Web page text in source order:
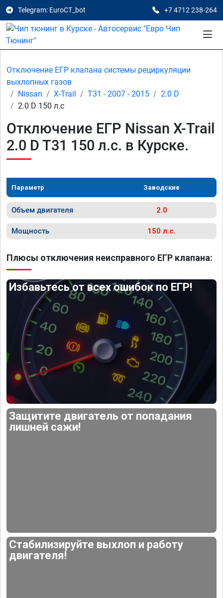
Telegram: EuroCT_bot +7 4712 238-264
Отключение ЕГР клапана системы рециркуляции
выхлопных газов
Nissan
X-Trail T31 - 2007 - 2015
2.0 D
2.0 D 150 л.с
Отключение ЕГР Nissan X-Trail
2.0 D T31 150 л.с. в Курске.
Параметр Заводские
Объем двигателя 2.0
Мощность 150 л.с.
Плюсы отключения неисправного ЕГР клапана:
Избавьтесь от всех ошибок по ЕГР!
Защитите двигатель от попадания
лишней сажи!
Стабилизируйте выхлоп и работу
двигателя!